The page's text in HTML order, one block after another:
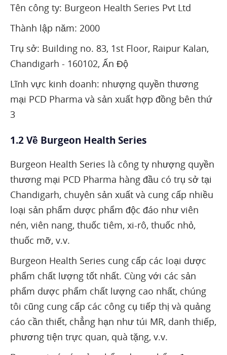
Tên công ty: Burgeon Health Series Pvt Ltd
Thành lập năm: 2000
Trụ sở: Building no. 83, 1st Floor, Raipur Kalan,
Chandigarh - 160102, Ấn Độ
Lĩnh vực kinh doanh: nhượng quyền thương
mại PCD Pharma và sản xuất hợp đồng bên thứ
3
1.2 Về Burgeon Health Series
Burgeon Health Series là công ty nhượng quyền
thương mại PCD Pharma hàng đầu có trụ sở tại
Chandigarh, chuyên sản xuất và cung cấp nhiều
loại sản phẩm dược phẩm độc đáo như viên
nén, viên nang, thuốc tiêm, xi-rô, thuốc nhỏ,
thuốc mỡ, v.v.
Burgeon Health Series cung cấp các loại dược
phẩm chất lượng tốt nhất. Cùng với các sản
phẩm dược phẩm chất lượng cao nhất, chúng
tôi cũng cung cấp các công cụ tiếp thị và quảng
cáo cần thiết, chẳng hạn như túi MR, danh thiếp,
phương tiện trực quan, quà tặng, v.v.